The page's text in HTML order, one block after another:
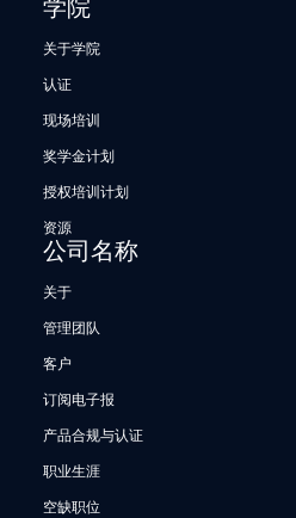
学院
关于学院
认证
现场培训
奖学金计划
授权培训计划
资源
公司名称
关于
管理团队
客户
订阅电子报
产品合规与认证
职业生涯
空缺职位